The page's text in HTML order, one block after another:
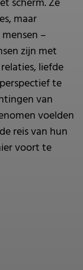
maar
–
zijn met
liefde
te
van
voelden
reis van hun
voort te